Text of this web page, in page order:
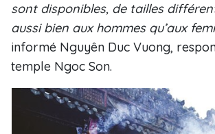
sont disponibles, de tailles
aussi bien aux hommes qu’aux
informé Nguyên Duc Vuong,
temple Ngoc Son.